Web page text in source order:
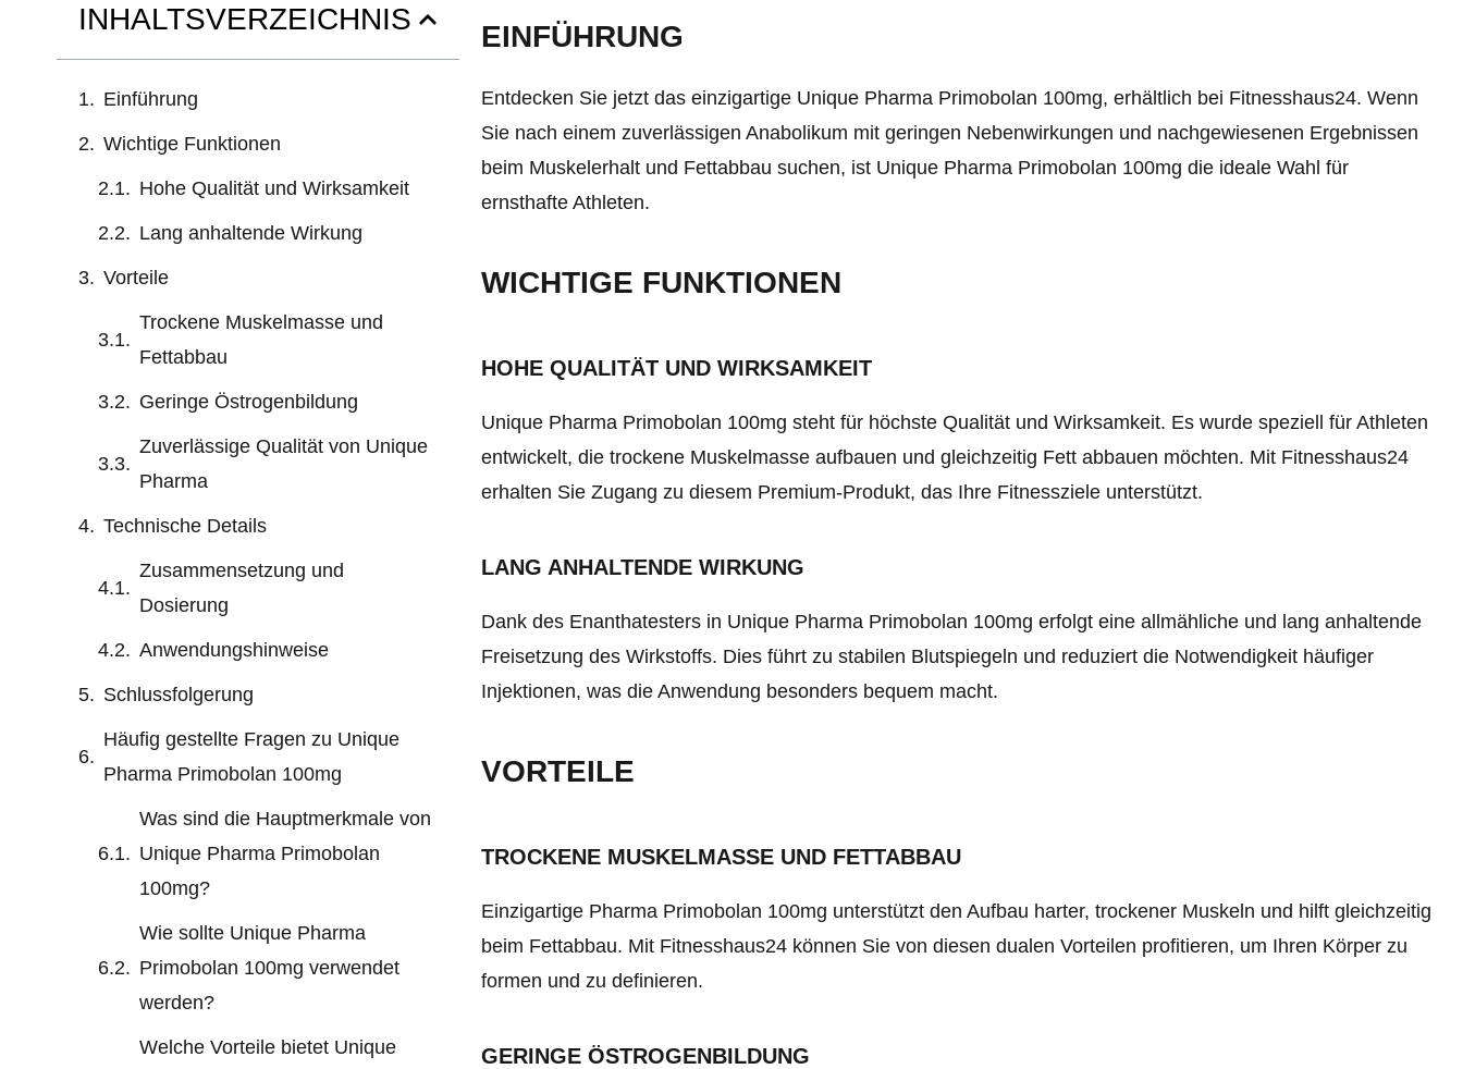
INHALTSVERZEICHNIS
Einführung
Wichtige Funktionen
Hohe Qualität und Wirksamkeit
Lang anhaltende Wirkung
Vorteile
Trockene Muskelmasse und
Fettabbau
Geringe Östrogenbildung
Zuverlässige Qualität von Unique
Pharma
Technische Details
Zusammensetzung und
Dosierung
Anwendungshinweise
Schlussfolgerung
Häufig gestellte Fragen zu Unique
Pharma Primobolan 100mg
Was sind die Hauptmerkmale von
Unique Pharma Primobolan
100mg?
Wie sollte Unique Pharma
Primobolan 100mg verwendet
werden?
Welche Vorteile bietet Unique
EINFÜHRUNG
Entdecken Sie jetzt das einzigartige Unique Pharma Primobolan 100mg, erhältlich bei Fitnesshaus24. Wenn
Sie nach einem zuverlässigen Anabolikum mit geringen Nebenwirkungen und nachgewiesenen Ergebnissen
beim Muskelerhalt und Fettabbau suchen, ist Unique Pharma Primobolan 100mg die ideale Wahl für
ernsthafte Athleten.
WICHTIGE FUNKTIONEN
HOHE QUALITÄT UND WIRKSAMKEIT
Unique Pharma Primobolan 100mg steht für höchste Qualität und Wirksamkeit. Es wurde speziell für Athleten
entwickelt, die trockene Muskelmasse aufbauen und gleichzeitig Fett abbauen möchten. Mit Fitnesshaus24
erhalten Sie Zugang zu diesem Premium-Produkt, das Ihre Fitnessziele unterstützt.
LANG ANHALTENDE WIRKUNG
Dank des Enanthatesters in Unique Pharma Primobolan 100mg erfolgt eine allmähliche und lang anhaltende
Freisetzung des Wirkstoffs. Dies führt zu stabilen Blutspiegeln und reduziert die Notwendigkeit häufiger
Injektionen, was die Anwendung besonders bequem macht.
VORTEILE
TROCKENE MUSKELMASSE UND FETTABBAU
Einzigartige Pharma Primobolan 100mg unterstützt den Aufbau harter, trockener Muskeln und hilft gleichzeitig
beim Fettabbau. Mit Fitnesshaus24 können Sie von diesen dualen Vorteilen profitieren, um Ihren Körper zu
formen und zu definieren.
GERINGE ÖSTROGENBILDUNG